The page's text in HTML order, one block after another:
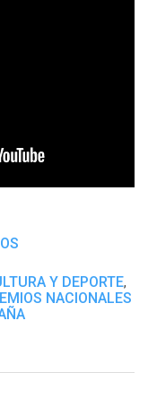
Y DEPORTE,
NACIONALES